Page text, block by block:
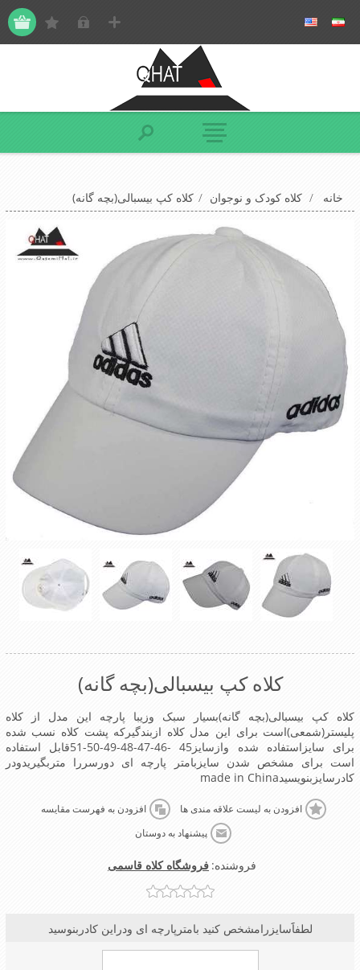
خانه / کلاه کودک و نوجوان / کلاه کپ بیسبالی(بچه گانه)
کلاه کپ بیسبالی(بچه گانه)
کلاه کپ بیسبالی(بچه گانه)بسیار سبک وزیبا پارچه این مدل از کلاه
پلیستر(شمعی)است برای این مدل کلاه ازبندگیرکه پشت کلاه نسب شده
برای سایزاستفاده شده وازسایز45 -46-47-48-49-50-51قابل استفاده
است برای مشخص شدن سایزبامتر پارچه ای دورسررا متربگیریدودر
کادرسایزبنویسیدmade in China
افزودن به لیست علاقه مندی ها افزودن به فهرست مقایسه
پیشنهاد به دوستان
فروشنده: فروشگاه کلاه قاسمی
لطفاََسایزرامشخص کنید بامترپارچه ای ودراین کادربنوسید